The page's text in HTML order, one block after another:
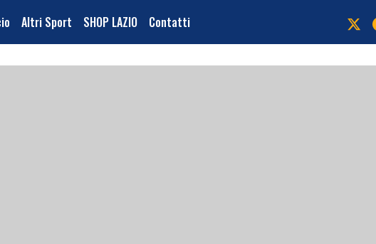
Altri Sport SHOP LAZIO Contatti